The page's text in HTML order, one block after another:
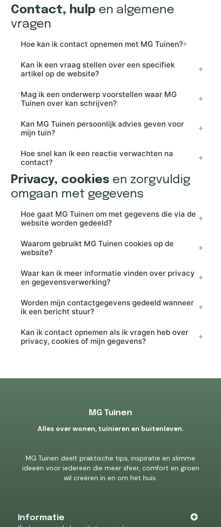
Contact, hulp en algemene
vragen
Hoe kan ik contact opnemen met MG Tuinen?
Kan ik een vraag stellen over een specifiek
artikel op de website?
Mag ik een onderwerp voorstellen waar MG
Tuinen over kan schrijven?
Kan MG Tuinen persoonlijk advies geven voor
mijn tuin?
Hoe snel kan ik een reactie verwachten na
contact?
Privacy, cookies en zorgvuldig
omgaan met gegevens
Hoe gaat MG Tuinen om met gegevens die via de
website worden gedeeld?
Waarom gebruikt MG Tuinen cookies op de
website?
Waar kan ik meer informatie vinden over privacy
en gegevensverwerking?
Worden mijn contactgegevens gedeeld wanneer
ik een bericht stuur?
Kan ik contact opnemen als ik vragen heb over
privacy, cookies of mijn gegevens?
MG Tuinen
Alles over wonen, tuinieren en buitenleven.
MG Tuinen deelt praktische tips, inspiratie en slimme
ideeën voor iedereen die meer sfeer, comfort en groen
wil creëren in en om het huis.
Informatie